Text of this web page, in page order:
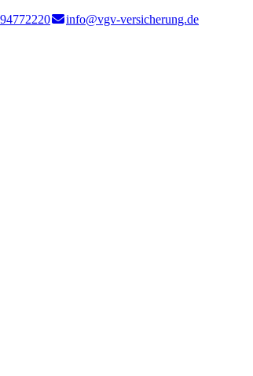
info@vgv-versicherung.de